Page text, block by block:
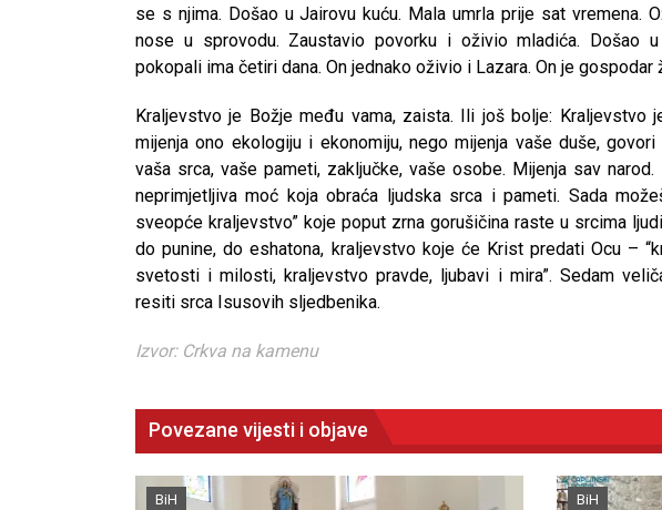
se s njima. Došao u Jairovu kuću. Mala umrla prije sat vremena.
nose u sprovodu. Zaustavio povorku i oživio mladića. Došao u
pokopali ima četiri dana. On jednako oživio i Lazara. On je
Kraljevstvo je Božje među vama, zaista. Ili još bolje: Kraljevstvo
mijenja ono ekologiju i ekonomiju, nego mijenja vaše duše,
vaša srca, vaše pameti, zaključke, vaše osobe. Mijenja sav
neprimjetljiva moć koja obraća ljudska srca i pameti. Sada
sveopće kraljevstvo” koje poput zrna gorušičina raste u srcima
do punine, do eshatona, kraljevstvo koje će Krist predati Ocu –
svetosti i milosti, kraljevstvo pravde, ljubavi i mira”. Sedam
resiti srca Isusovih sljedbenika.
Izvor: Crkva na kamenu
Povezane vijesti i objave
BiH BiH